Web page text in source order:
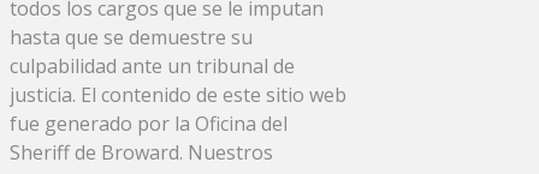
todos los cargos que se le imputan
hasta que se demuestre su
culpabilidad ante un tribunal de
justicia. El contenido de este sitio web
fue generado por la Oficina del
Sheriff de Broward. Nuestros